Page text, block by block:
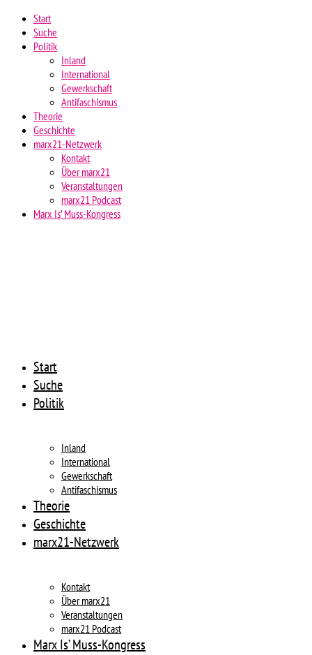
Start
Suche
Politik
Inland
International
Gewerkschaft
Antifaschismus
Theorie
Geschichte
marx21-Netzwerk
Kontakt
Über marx21
Veranstaltungen
marx21 Podcast
Marx Is’ Muss-Kongress
Start
Suche
Politik
Inland
International
Gewerkschaft
Antifaschismus
Theorie
Geschichte
marx21-Netzwerk
Kontakt
Über marx21
Veranstaltungen
marx21 Podcast
Marx Is’ Muss-Kongress